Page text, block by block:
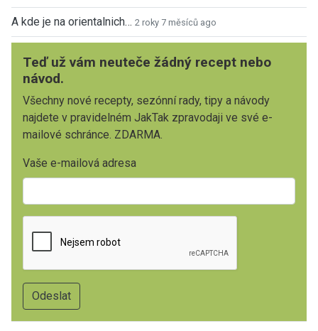
A kde je na orientalnich… 2 roky 7 měsíců ago
Teď už vám neuteče žádný recept nebo
návod.
Všechny nové recepty, sezónní rady, tipy a návody
najdete v pravidelném JakTak zpravodaji ve své e-
mailové schránce. ZDARMA.
Vaše e-mailová adresa